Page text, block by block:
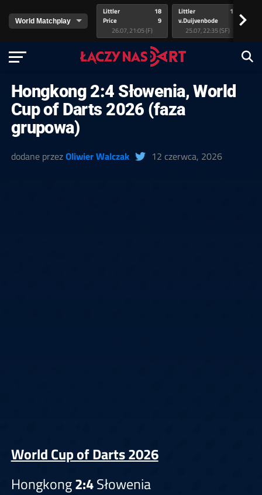
Littler
Price
18
9
26.07, 21:05 (F)
Littler
v.Duijvenbode
17
25.07, 22:35 (SF)
>
Hongkong 2:4 Słowenia, World
Cup of Darts 2026 (faza
grupowa)
dodane przezOliwier Walczak 12 czerwca, 2026
World Cup of Darts 2026
Hongkong2:4Słowenia